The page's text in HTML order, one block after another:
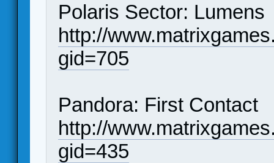
Polaris Sector: Lumens
http://
gid=705
Pandora: First Contact
http://
gid=435